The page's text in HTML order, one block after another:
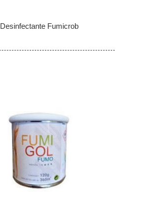
Desinfectante Fumicrob